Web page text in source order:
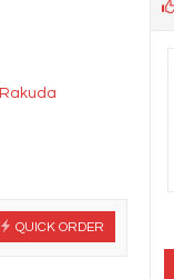
QUICK ORDER
*Harga Hubungi CS